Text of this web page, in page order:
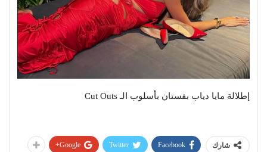
إطلالة مايا دياب بفستان بأسلوب الـ Cut Outs
شارك Facebook
Twitter
Google+